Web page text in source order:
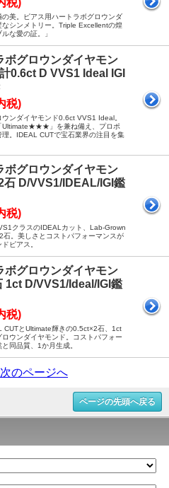
の美。ピアス用ハートラボグロウンダ
なシンメトリー。Triple Excellentの煌
な愛の証。」
ボグロウンダイヤモン
0.6ct D VVS1 Ideal IGI
税)
ウンダイヤモンド0.6ct VVS1 Ideal。
Ultimate★★★」を兼ね備え、プロポ
理。IDEAL CUTで宝石業界の注目を集
ボグロウンダイヤモン
石 D/VVS1/IDEAL/IGI鑑
税)
クラスのIDEALカット、Lab-Grown
。美しさとコストパフォーマンスが
ピアス。
ボグロウンダイヤモン
1ct D/VVS1/Ideal/IGI鑑
税)
CUTとUltimate輝きの0.5ct×2石、1ct
ウンダイヤモンド。コストパフォー
同品質、1か月生成。
次のページへ
ページの先頭へ戻る